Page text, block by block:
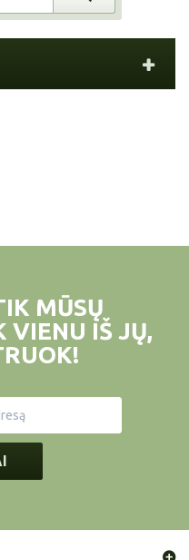
MŪSŲ
VIENU IŠ JŲ,